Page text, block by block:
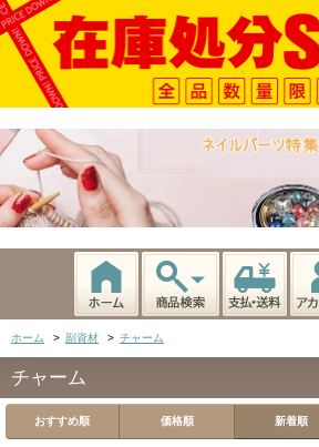
ホーム > 副資材 > チャーム
チャーム
おすすめ順 価格順 新着順